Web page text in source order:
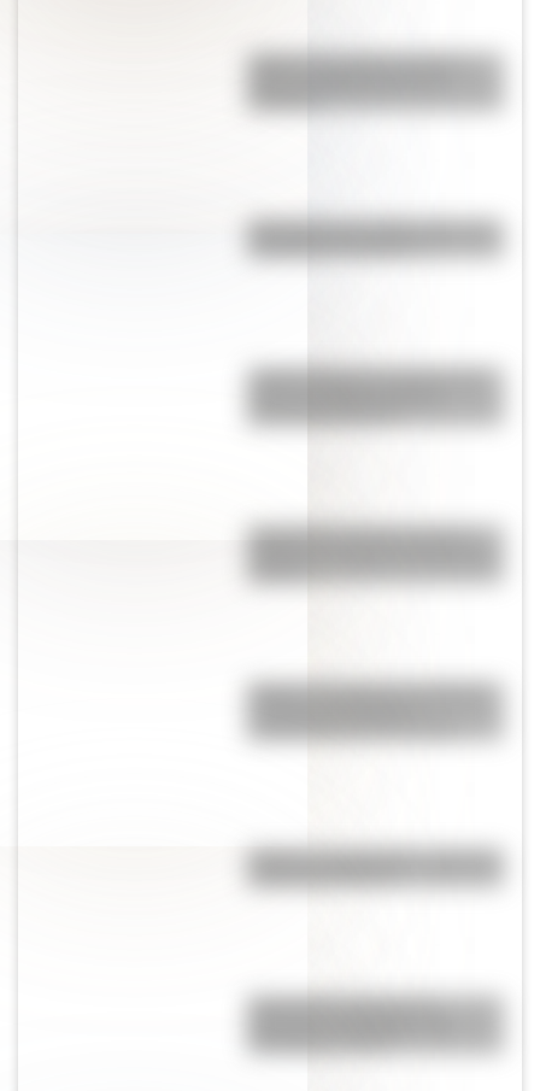
¿Qué es un ciclón tropical y
¿Por qué es tan difícil volar a la
Antártida en invierno?
¿Cómo influye el consumo de
Argentina: el cuarto país del
Maipú: la batalla de San Martín
Imanes y magnetismo: ¿qué son
Cómo fue el viaje de los
Tucumán en 1816